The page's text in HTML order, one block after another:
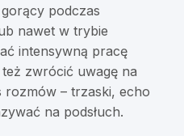
podczas
nawet w trybie
intensywną pracę
zwrócić uwagę na
rozmów – trzaski, echo
na podsłuch.